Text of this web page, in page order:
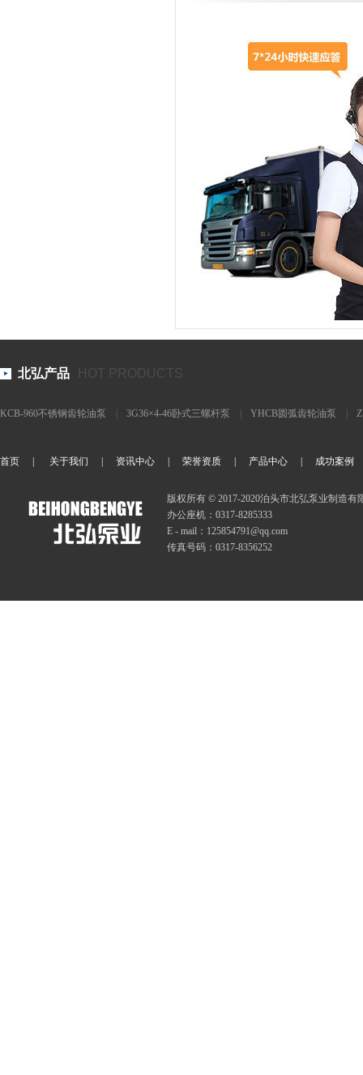
北弘产品 HOT PRODUCTS
KCB-960不锈钢齿轮油泵 3G36×4-46卧式三螺杆泵 YHCB圆弧齿轮油泵
首页
关于我们 资讯中心 荣誉资质 产品中心 成功案例
版权所有 © 2017-2020泊头市北弘泵业制造有
办公座机：0317-8285333
E - mail：125854791@qq.com
传真号码：0317-8356252